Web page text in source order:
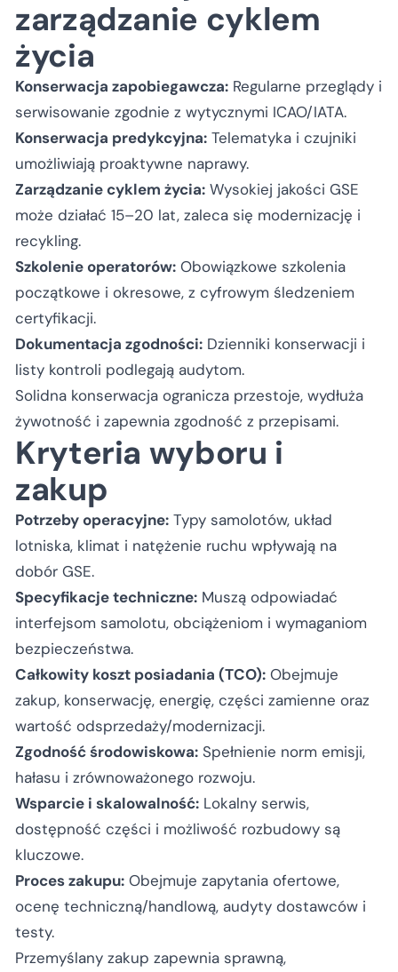
zarządzanie cyklem
życia
Konserwacja zapobiegawcza: Regularne przeglądy i
serwisowanie zgodnie z wytycznymi ICAO/IATA.
Konserwacja predykcyjna: Telematyka i czujniki
umożliwiają proaktywne naprawy.
Zarządzanie cyklem życia: Wysokiej jakości GSE
może działać 15–20 lat, zaleca się modernizację i
recykling.
Szkolenie operatorów: Obowiązkowe szkolenia
początkowe i okresowe, z cyfrowym śledzeniem
certyfikacji.
Dokumentacja zgodności: Dzienniki konserwacji i
listy kontroli podlegają audytom.
Solidna konserwacja ogranicza przestoje, wydłuża
żywotność i zapewnia zgodność z przepisami.
Kryteria wyboru i
zakup
Potrzeby operacyjne: Typy samolotów, układ
lotniska, klimat i natężenie ruchu wpływają na
dobór GSE.
Specyfikacje techniczne: Muszą odpowiadać
interfejsom samolotu, obciążeniom i wymaganiom
bezpieczeństwa.
Całkowity koszt posiadania (TCO): Obejmuje
zakup, konserwację, energię, części zamienne oraz
wartość odsprzedaży/modernizacji.
Zgodność środowiskowa: Spełnienie norm emisji,
hałasu i zrównoważonego rozwoju.
Wsparcie i skalowalność: Lokalny serwis,
dostępność części i możliwość rozbudowy są
kluczowe.
Proces zakupu: Obejmuje zapytania ofertowe,
ocenę techniczną/handlową, audyty dostawców i
testy.
Przemyślany zakup zapewnia sprawną,